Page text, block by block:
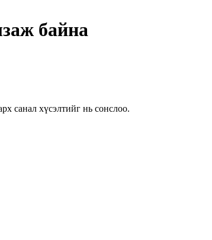
байна
санал хүсэлтийг нь сонслоо.